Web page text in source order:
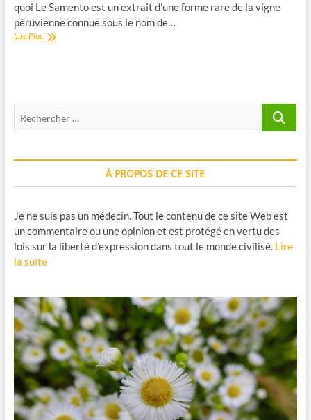
quoi Le Samento est un extrait d’une forme rare de la vigne
péruvienne connue sous le nom de…
Lire PlusLe
À PROPOS DE CE SITE
Je ne suis pas un médecin. Tout le contenu de ce site Web est
un commentaire ou une opinion et est protégé en vertu des
lois sur la liberté d’expression dans tout le monde civilisé. Lire
la suite